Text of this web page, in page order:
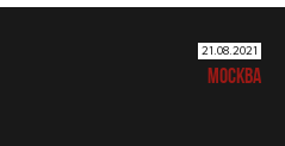
21.08.2021
МОСКВА